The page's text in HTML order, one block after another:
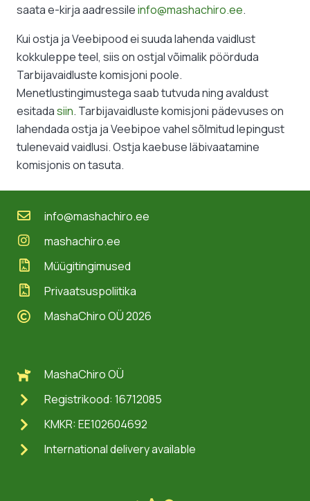
saata e-kirja aadressileinfo@mashachiro.ee.
Kui ostja ja Veebipood ei suuda lahenda vaidlust
kokkuleppe teel, siis on ostjal võimalik pöörduda
Tarbijavaidluste komisjoni poole.
Menetlustingimustega saab tutvuda ning avaldust
esitadasiin. Tarbijavaidluste komisjoni pädevuses on
lahendada ostja ja Veebipoe vahel sõlmitud lepingust
tulenevaid vaidlusi. Ostja kaebuse läbivaatamine
komisjonis on tasuta.
MashaChiro OÜ
Registrikood: 16712085
KMKR: EE102604692
International delivery available
info@mashachiro.ee
mashachiro.ee
Müügitingimused
Privaatsuspoliitika
MashaChiro OÜ 2026